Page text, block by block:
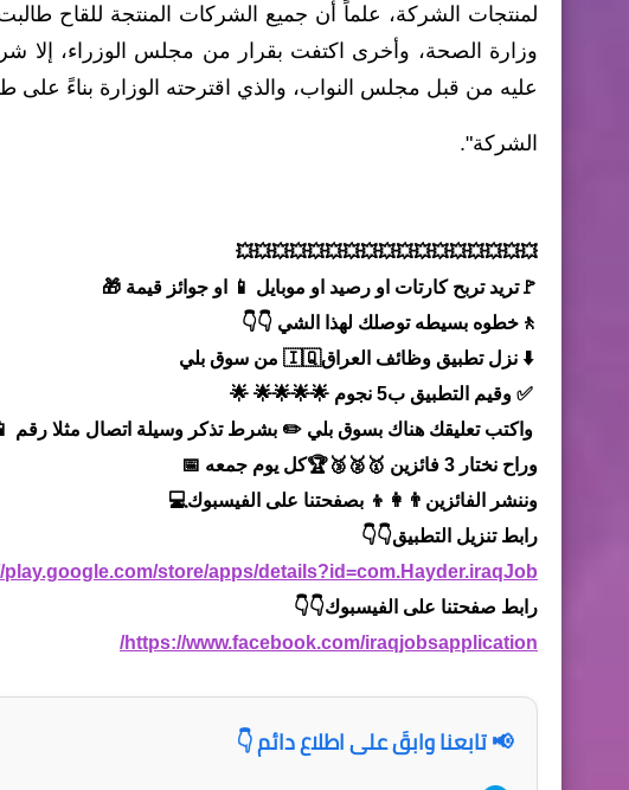
لمنتجات الشركة، علماً أن جميع الشركات المنتجة للقاح طالبت
وزارة الصحة، وأخرى اكتفت بقرار من مجلس الوزراء، إلا
عليه من قبل مجلس النواب، والذي اقترحته الوزارة بناءً على
الشركة".
💥💥💥💥💥💥💥💥💥💥💥💥💥💥💥💥💥
🚩تريد تربح كارتات او رصيد او موبايل 📱 او جوائز قيمة 🎁
🚶خطوه بسيطه توصلك لهذا الشي 👇👇
⬇️ نزل تطبيق وظائف العراق🇮🇶 من سوق بلي
✅ وقيم التطبيق ب5 نجوم 🌟🌟🌟🌟 🌟
واكتب تعليقك هناك بسوق بلي ✏️ بشرط تذكر وسيلة اتصال مثلا رقم
وراح نختار 3 فائزين 🥇🥈🥉🏆كل يوم جمعه 📅
وننشر الفائزين👨‍👩‍👦 بصفحتنا على الفيسبوك💻
رابط تنزيل التطبيق👇👇
play.google.com/store/apps/details?id=com.Hayder.iraqJob
رابط صفحتنا على الفيسبوك👇👇
https://www.facebook.com/iraqjobsapplication/
📢 تابعنا وابقَ على اطلاع دائم 👇